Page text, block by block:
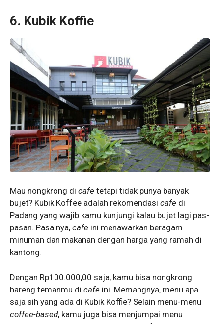
6. Kubik Koffie
Mau nongkrong di cafe tetapi tidak punya banyak
bujet? Kubik Koffee adalah rekomendasi cafe di
Padang yang wajib kamu kunjungi kalau bujet lagi pas-
pasan. Pasalnya, cafe ini menawarkan beragam
minuman dan makanan dengan harga yang ramah di
kantong.
Dengan Rp100.000,00 saja, kamu bisa nongkrong
bareng temanmu di cafe ini. Memangnya, menu apa
saja sih yang ada di Kubik Koffie? Selain menu-menu
coffee-based, kamu juga bisa menjumpai menu